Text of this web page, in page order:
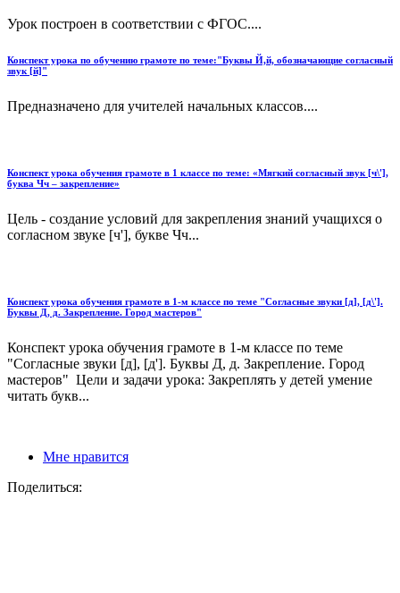
Урок построен в соответствии с ФГОС....
Конспект урока по обучению грамоте по теме:"Буквы Й,й, обозначающие согласный
звук [й]"
Предназначено для учителей начальных классов....
Конспект урока обучения грамоте в 1 классе по теме: «Мягкий согласный звук [ч\'],
буква Чч – закрепление»
Цель - создание условий для закрепления знаний учащихся о
согласном звуке [ч'], букве Чч...
Конспект урока обучения грамоте в 1-м классе по теме "Согласные звуки [д], [д\'].
Буквы Д, д. Закрепление. Город мастеров"
Конспект урока обучения грамоте в 1-м классе по теме
"Согласные звуки [д], [д']. Буквы Д, д. Закрепление. Город
мастеров" Цели и задачи урока: Закреплять у детей умение
читать букв...
Мне нравится
Поделиться: